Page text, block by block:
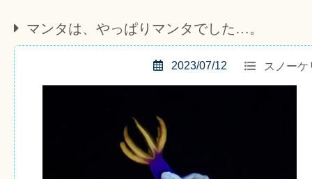
マンタは、やっぱりマンタでした…。
スノーケ
2023/07/12